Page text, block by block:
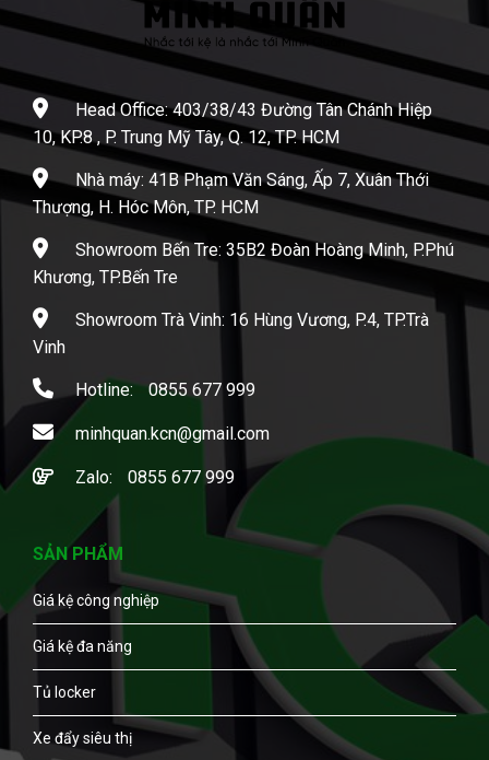
Head Office: 403/38/43 Đường Tân Chánh Hiệp
10, KP.8 , P. Trung Mỹ Tây, Q. 12, TP. HCM
Nhà máy: 41B Phạm Văn Sáng, Ấp 7, Xuân Thới
Thượng, H. Hóc Môn, TP. HCM
Showroom Bến Tre: 35B2 Đoàn Hoàng Minh, P.Phú
Khương, TP.Bến Tre
Showroom Trà Vinh: 16 Hùng Vương, P.4, TP.Trà
Vinh
Hotline: 0855 677 999
minhquan.kcn@gmail.com
Zalo: 0855 677 999
SẢN PHẨM
Giá kệ công nghiệp
Giá kệ đa năng
Tủ locker
Xe đẩy siêu thị